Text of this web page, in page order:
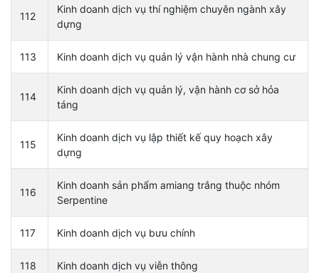
112
Kinh doanh dịch vụ thí nghiệm chuyên ngành xây
dựng
113 Kinh doanh dịch vụ quản lý vận hành nhà chung cư
114
Kinh doanh dịch vụ quản lý, vận hành cơ sở hỏa
táng
115
Kinh doanh dịch vụ lập thiết kế quy hoạch xây
dựng
116
Kinh doanh sản phẩm amiang trắng thuộc nhóm
Serpentine
117 Kinh doanh dịch vụ bưu chính
118 Kinh doanh dịch vụ viễn thông